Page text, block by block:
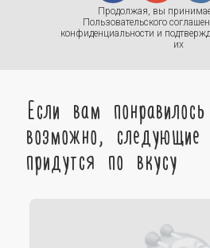
Продолжая, вы
Пользовательского
конфиденциальности и
их
Если вам
возможно, следующие
придутся по вкусу